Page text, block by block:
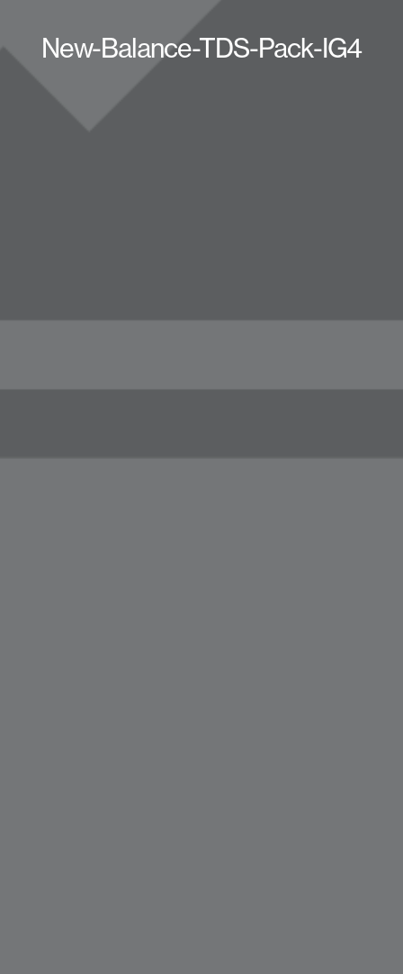
New-Balance-TDS-Pack-IG4